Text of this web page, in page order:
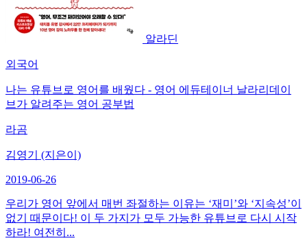
알라딘
외국어
나는 유튜브로 영어를 배웠다 - 영어 에듀테이너 날라리데이
브가 알려주는 영어 공부법
라곰
김영기 (지은이)
2019-06-26
우리가 영어 앞에서 매번 좌절하는 이유는 ‘재미’와 ‘지속성’이
없기 때문이다! 이 두 가지가 모두 가능한 유튜브로 다시 시작
하라! 여전히...